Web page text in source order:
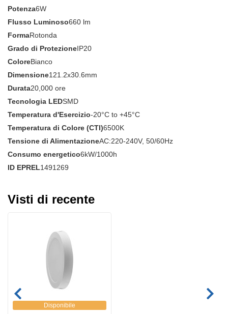
Potenza6W
Flusso Luminoso660 lm
FormaRotonda
Grado di ProtezioneIP20
ColoreBianco
Dimensione121.2x30.6mm
Durata20,000 ore
Tecnologia LEDSMD
Temperatura d'Esercizio-20°C to +45°C
Temperatura di Colore (CTI)6500K
Tensione di AlimentazioneAC:220-240V, 50/60Hz
Consumo energetico6kW/1000h
ID EPREL1491269
Visti di recente
Disponibile